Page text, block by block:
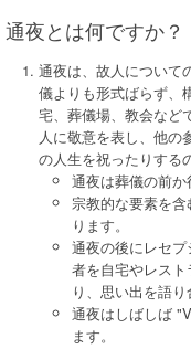
通夜とは何ですか？
通夜は、故人について
儀よりも形式ばらず、
宅、葬儀場、教会など
人に敬意を表し、他の
の人生を祝ったりする
通夜は葬儀の前か
宗教的な要素を
ります。
通夜の後にレセ
者を自宅やレス
り、思い出を語り
通夜はしばしば
ます。